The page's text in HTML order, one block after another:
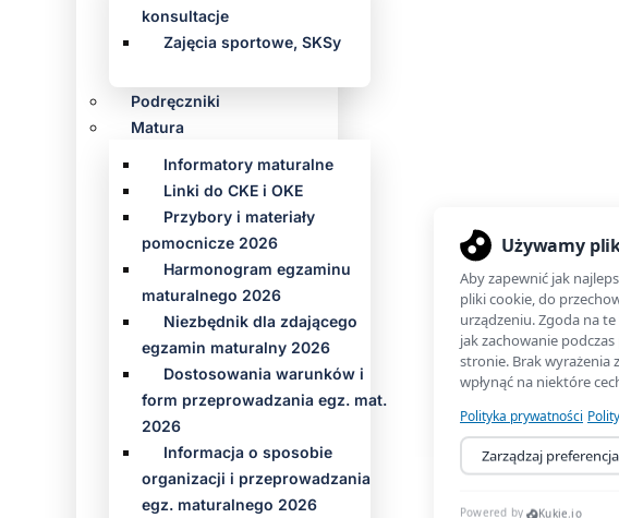
konsultacje
Zajęcia sportowe, SKSy
Podręczniki
Matura
Informatory maturalne
Linki do CKE i OKE
Przybory i materiały
pomocnicze 2026
Harmonogram egzaminu
maturalnego 2026
Niezbędnik dla zdającego
egzamin maturalny 2026
Dostosowania warunków i
form przeprowadzania egz. mat.
2026
Informacja o sposobie
organizacji i przeprowadzania
egz. maturalnego 2026